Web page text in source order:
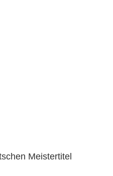
Meistertitel